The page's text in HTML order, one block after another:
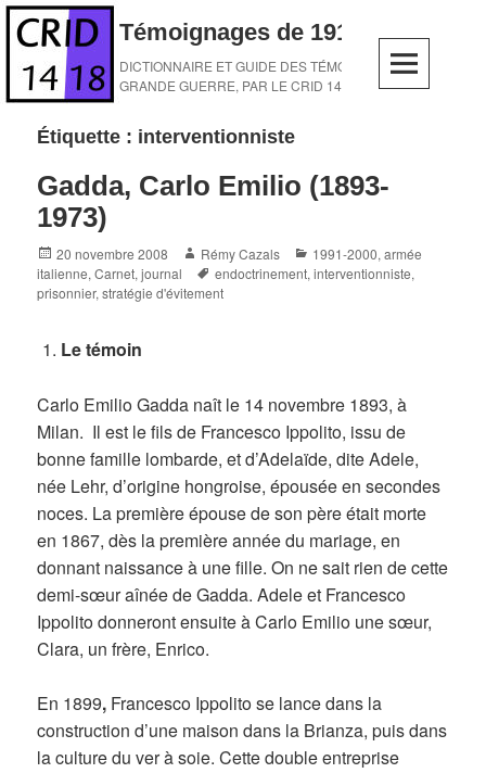
Skip
content
Témoignages de 1914-1918
DICTIONNAIRE ET GUIDE DES TÉMOINS DE LA
GRANDE GUERRE, PAR LE CRID 14-18
Étiquette : interventionniste
Gadda, Carlo Emilio (1893-
1973)
Posted
on
20 novembre 2008 Author
Rémy Cazals Categories
1991-2000,armée
italienne,Carnet, journal Tags
endoctrinement,interventionniste,
prisonnier,stratégie d'évitement
Le témoin
Carlo Emilio Gadda naît le 14 novembre 1893, à
Milan. Il est le fils de Francesco Ippolito, issu de
bonne famille lombarde, et d’Adelaïde, dite Adele,
née Lehr, d’origine hongroise, épousée en secondes
noces. La première épouse de son père était morte
en 1867, dès la première année du mariage, en
donnant naissance à une fille. On ne sait rien de cette
demi-sœur aînée de Gadda. Adele et Francesco
Ippolito donneront ensuite à Carlo Emilio une sœur,
Clara, un frère, Enrico.
En 1899, Francesco Ippolito se lance dans la
construction d’une maison dans la Brianza, puis dans
la culture du ver à soie. Cette double entreprise